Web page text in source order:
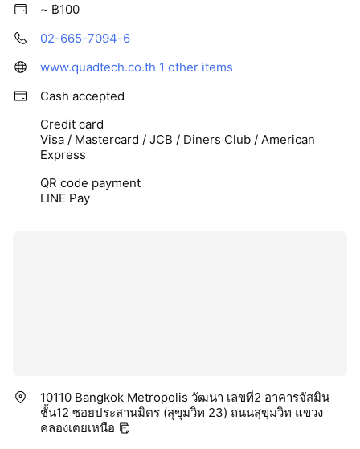
~ ฿100
02-665-7094-6
www.quadtech.co.th 1 other items
Cash accepted
Credit card
Visa / Mastercard / JCB / Diners Club / American
Express
QR code payment
LINE Pay
10110 Bangkok Metropolis วัฒนา เลขที่2 อาคารจัสมิน
ชั้น12 ซอยประสานมิตร (สุขุมวิท 23) ถนนสุขุมวิท แขวง
คลองเตยเหนือ